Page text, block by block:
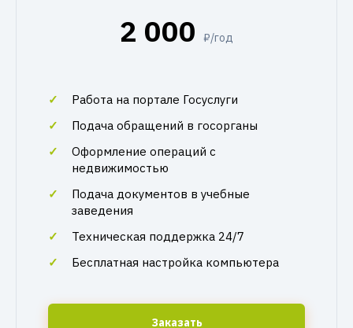
2 000 ₽/год
Работа на портале Госуслуги
Подача обращений в госорганы
Оформление операций с
недвижимостью
Подача документов в учебные
заведения
Техническая поддержка 24/7
Бесплатная настройка компьютера
Заказать